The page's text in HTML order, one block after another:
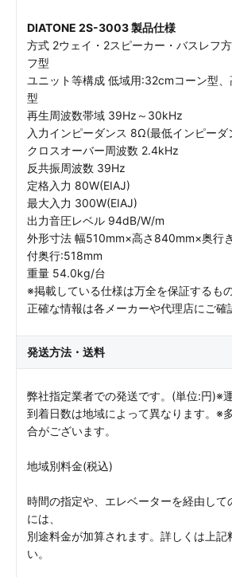
DIATONE 2S-3003 製品仕様
方式 2ウェイ・2スピーカー・バスレフ
フ型
ユニット等構成 低域用:32cmコーン型
型
再生周波数帯域 39Hz～30kHz
入力インピーダンス 8Ω(最低インピー
クロスオーバー周波数 2.4kHz
反共振周波数 39Hz
定格入力 80W(EIAJ)
最大入力 300W(EIAJ)
出力音圧レベル 94dB/W/m
外形寸法 幅510mm×高さ840mm×奥行
付奥行:518mm
重量 54.0kg/台
※掲載している仕様は万全を保証するも
正確な情報は各メーカーや代理店にご確
発送方法・送料
弊社指定業者での発送です。(単位:円)※
到着日数は地域によって異なります。※
合がございます。
地域別料金(税込)
時間の指定や、エレベーターを経由して
には、
別途料金が加算されます。詳しくは上記
い。